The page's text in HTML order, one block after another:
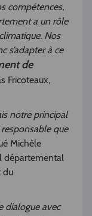
compétences,
a un rôle
Nos
s’adapter à ce
de
Fricoteaux,
notre principal
que
Michèle
départemental
du
dialogue avec